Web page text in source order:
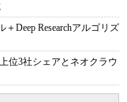
Deep Researchアルゴリズ
位3社シェアとネオクラウ